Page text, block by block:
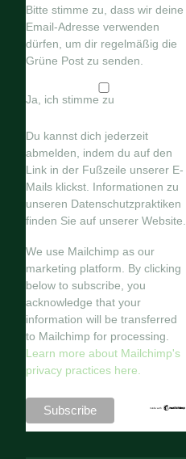
Bitte stimme zu, dass wir deine
Email-Adresse verwenden
dürfen, um dir regelmäßig die
Grüne Post zu senden.
Ja, ich stimme zu
Du kannst dich jederzeit
abmelden, indem du auf den
Link in der Fußzeile unserer E-
Mails klickst. Informationen zu
unseren Datenschutzpraktiken
finden Sie auf unserer Website.
We use Mailchimp as our
marketing platform. By clicking
below to subscribe, you
acknowledge that your
information will be transferred
to Mailchimp for processing.
Learn more about Mailchimp's
privacy practices here.